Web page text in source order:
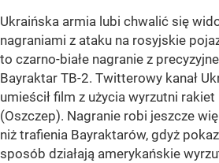
Ukraińska armia lubi chwalić się
nagraniami z ataku na rosyjskie
to czarno-białe nagranie z
Bayraktar TB-2. Twitterowy kanał
umieścił film z użycia wyrzutni
(Oszczep). Nagranie robi jeszcze
niż trafienia Bayraktarów, gdyż
sposób działają amerykańskie